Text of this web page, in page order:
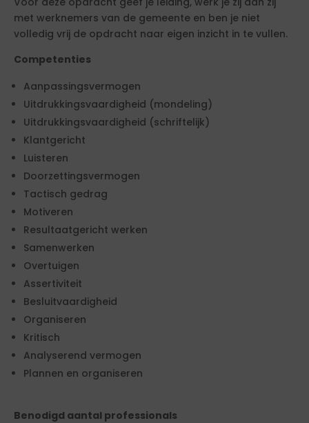
met werknemers van de gemeente en ben je niet
volledig vrij de opdracht naar eigen inzicht in te vullen.
Competenties
Aanpassingsvermogen
Uitdrukkingsvaardigheid (mondeling)
Uitdrukkingsvaardigheid (schriftelijk)
Klantgericht
Luisteren
Doorzettingsvermogen
Tactisch gedrag
Motiveren
Resultaatgericht werken
Samenwerken
Overtuigen
Assertiviteit
Besluitvaardigheid
Organiseren
Kritisch
Analyserend vermogen
Plannen en organiseren
Benodigd aantal professionals